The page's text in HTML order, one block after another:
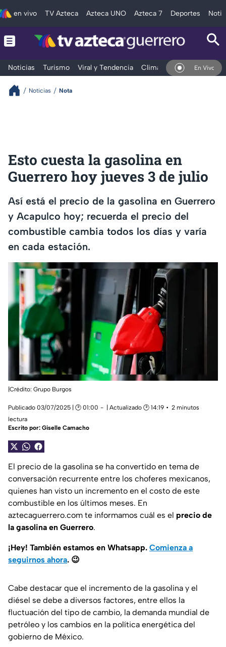
en vivo TV Azteca Azteca UNO Azteca 7 Deportes
Noticias Turismo Viral y Tendencia Clima DeportesEn Vivo
Noticias Nota
Esto cuesta la gasolina en
Guerrero hoy jueves 3 de julio
Así está el precio de la gasolina en Guerrero
y Acapulco hoy; recuerda el precio del
combustible cambia todos los días y varía
en cada estación.
|Crédito: Grupo Burgos
Publicado 03/07/2025 | 🕑 01:00 | Actualizado 🕑 14:19
2 minutos
lectura
Escrito por: Giselle Camacho
El precio de la gasolina se ha convertido en tema de
conversación recurrente entre los choferes mexicanos,
quienes han visto un incremento en el costo de este
combustible en los últimos meses. En
aztecaguerrero.com te informamos cuál es el precio de
la gasolina en Guerrero.
¡Hey! También estamos en Whatsapp. Comienza a
seguirnos ahora. 😉
Cabe destacar que el incremento de la gasolina y el
diésel se debe a diversos factores, entre ellos la
fluctuación del tipo de cambio, la demanda mundial de
petróleo y los cambios en la política energética del
gobierno de México.